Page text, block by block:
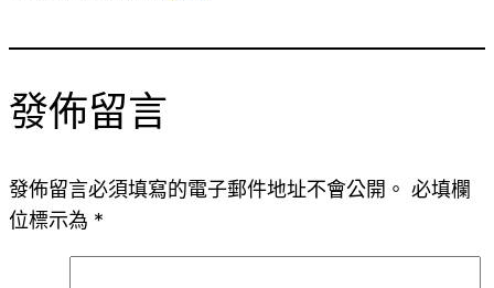
發佈留言
發佈留言必須填寫的電子郵件地址不會公開。 必填欄
位標示為 *